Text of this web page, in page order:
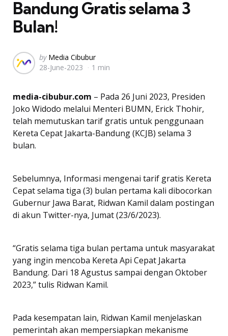
Bandung Gratis selama 3
Bulan!
Posted
by
by Media Cibubur
28-June-2023
1 min
media-cibubur.com – Pada 26 Juni 2023, Presiden
Joko Widodo melalui Menteri BUMN, Erick Thohir,
telah memutuskan tarif gratis untuk penggunaan
Kereta Cepat Jakarta-Bandung (KCJB) selama 3
bulan.
Sebelumnya, Informasi mengenai tarif gratis Kereta
Cepat selama tiga (3) bulan pertama kali dibocorkan
Gubernur Jawa Barat, Ridwan Kamil dalam postingan
di akun Twitter-nya, Jumat (23/6/2023).
“Gratis selama tiga bulan pertama untuk masyarakat
yang ingin mencoba Kereta Api Cepat Jakarta
Bandung. Dari 18 Agustus sampai dengan Oktober
2023,” tulis Ridwan Kamil.
Pada kesempatan lain, Ridwan Kamil menjelaskan
pemerintah akan mempersiapkan mekanisme